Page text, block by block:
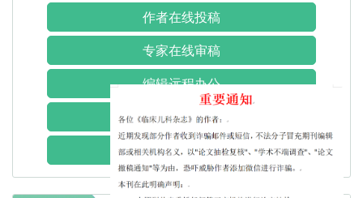
作者在线投稿
专家在线审稿
编辑远程办公
主编远程办公
生产中心